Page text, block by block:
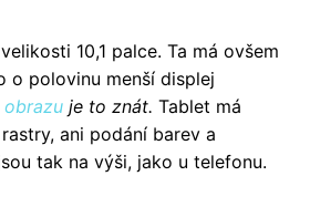
10,1 palce. Ta má ovšem
o polovinu menší displej
obrazu je to znát. Tablet má
ani podání barev a
tak na výši, jako u telefonu.